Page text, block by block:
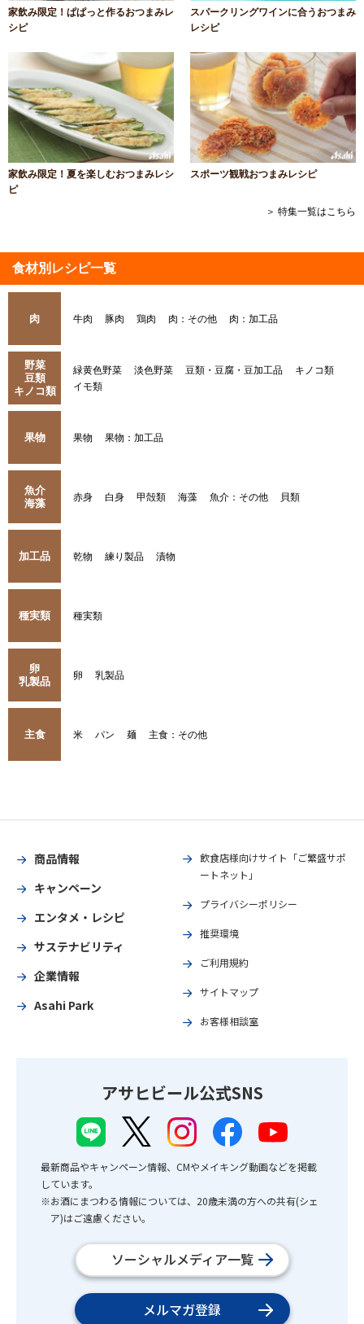
家飲み限定！ぱぱっと作るおつまみレ
シピ
スパークリングワインに合うおつまみ
レシピ
家飲み限定！夏を楽しむおつまみレシ
ピ
スポーツ観戦おつまみレシピ
＞ 特集一覧はこちら
食材別レシピ一覧
肉 牛肉 豚肉 鶏肉 肉：その他 肉：加工品
野菜
豆類
キノコ類
緑黄色野菜 淡色野菜 豆類・豆腐・豆加工品
キノコ類
イモ類
果物 果物 果物：加工品
魚介
海藻
赤身 白身 甲殻類 海藻 魚介：その他 貝類
加工品 乾物 練り製品 漬物
種実類 種実類
卵
乳製品
卵 乳製品
主食 米 パン 麺 主食：その他
商品情報
キャンペーン
エンタメ・レシピ
サステナビリティ
企業情報
Asahi Park
飲食店様向けサイト「ご繁盛サポ
ートネット」
プライバシーポリシー
推奨環境
ご利用規約
サイトマップ
お客様相談室
アサヒビール公式SNS
最新商品やキャンペーン情報、CMやメイキング動画などを掲載
しています。
※お酒にまつわる情報については、20歳未満の方への共有(シェ
ア)はご遠慮ください。
ソーシャルメディア一覧
メルマガ登録